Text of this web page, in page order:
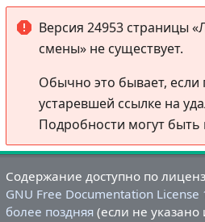
Версия 24953 страницы
смены» не существует.
Обычно это бывает, если
устаревшей ссылке на
Подробности могут быть
Содержание доступно по
GNU Free Documentation License
более поздняя(если не указано